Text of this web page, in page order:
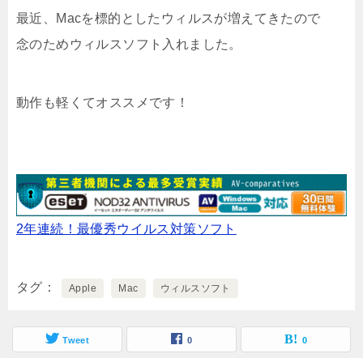
最近、Macを標的としたウィルスが増えてきたので
念のためウィルスソフト入れました。
動作も軽くてオススメです！
2年連続！最優秀ウイルス対策ソフト
タグ Apple Mac ウィルスソフト
Tweet 0 0